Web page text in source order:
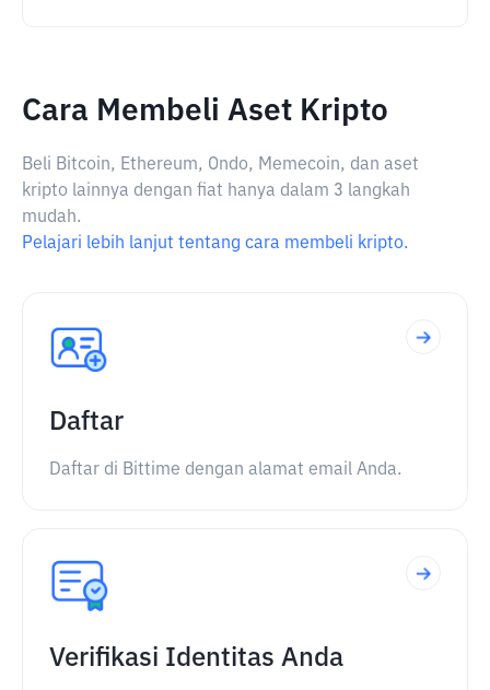
Cara Membeli Aset Kripto
Beli Bitcoin, Ethereum, Ondo, Memecoin, dan aset
kripto lainnya dengan fiat hanya dalam 3 langkah
mudah.
Pelajari lebih lanjut tentang cara membeli kripto.
Daftar
Daftar di Bittime dengan alamat email Anda.
Verifikasi Identitas Anda